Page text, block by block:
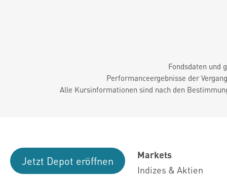
Fondsdaten und
Performanceergebnisse der
Alle Kursinformationen sind nach den
Jetzt Depot eröffnen
Markets
Indizes & Aktien